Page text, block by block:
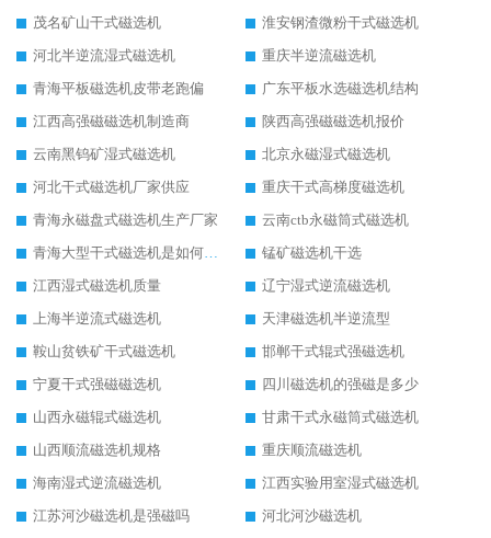
茂名矿山干式磁选机
淮安钢渣微粉干式磁选机
河北半逆流湿式磁选机
重庆半逆流磁选机
青海平板磁选机皮带老跑偏
广东平板水选磁选机结构
江西高强磁磁选机制造商
陕西高强磁磁选机报价
云南黑钨矿湿式磁选机
北京永磁湿式磁选机
河北干式磁选机厂家供应
重庆干式高梯度磁选机
青海永磁盘式磁选机生产厂家
云南ctb永磁筒式磁选机
青海大型干式磁选机是如何选矿的
锰矿磁选机干选
江西湿式磁选机质量
辽宁湿式逆流磁选机
上海半逆流式磁选机
天津磁选机半逆流型
鞍山贫铁矿干式磁选机
邯郸干式辊式强磁选机
宁夏干式强磁磁选机
四川磁选机的强磁是多少
山西永磁辊式磁选机
甘肃干式永磁筒式磁选机
山西顺流磁选机规格
重庆顺流磁选机
海南湿式逆流磁选机
江西实验用室湿式磁选机
江苏河沙磁选机是强磁吗
河北河沙磁选机